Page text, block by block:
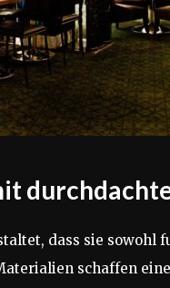
dass sie sowohl
schaffen